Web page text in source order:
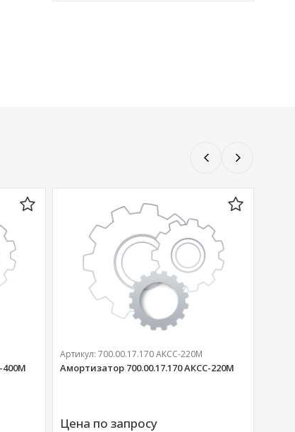
400М
Артикул:700.00.17.170 АКСС-220М
Амортизатор 700.00.17.170 АКСС-220М
Цена по запросу